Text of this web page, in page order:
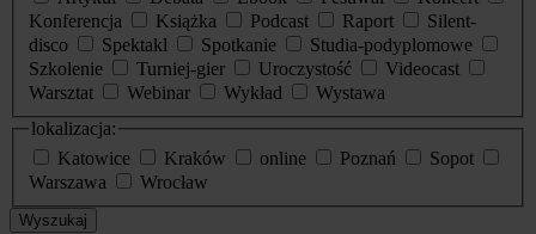
Konferencja
Książka Podcast Raport
Silent-
disco
Spektakl Spotkanie
Studia-podyplomowe
Szkolenie
Turniej-gier Uroczystość
Videocast
Warsztat
Webinar Wykład
Wystawa
lokalizacja:
Katowice
Kraków online Poznań
Sopot
Warszawa
Wrocław
Wyszukaj